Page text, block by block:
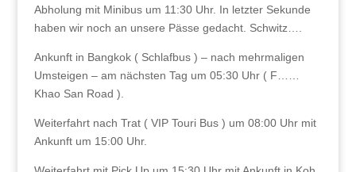
Abholung mit Minibus um 11:30 Uhr. In letzter Sekunde
haben wir noch an unsere Pässe gedacht. Schwitz….
Ankunft in Bangkok ( Schlafbus ) – nach mehrmaligen
Umsteigen – am nächsten Tag um 05:30 Uhr ( F……
Khao San Road ).
Weiterfahrt nach Trat ( VIP Touri Bus ) um 08:00 Uhr mit
Ankunft um 15:00 Uhr.